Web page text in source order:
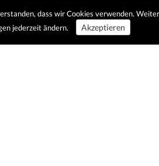
dass wir Cookies verwenden.
jederzeit ändern. Akzeptieren